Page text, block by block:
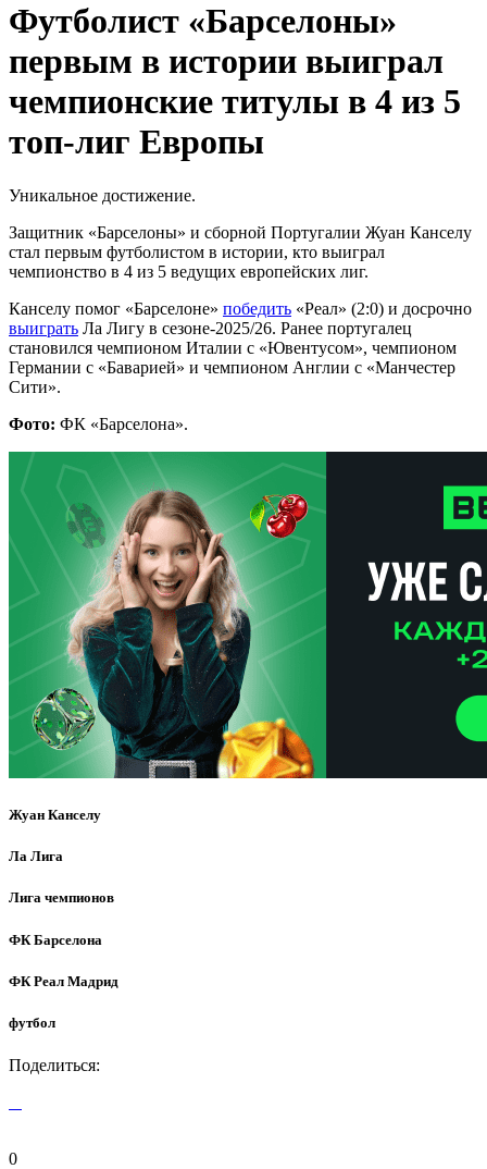
Футболист «Барселоны»
первым в истории выиграл
чемпионские титулы в 4 из 5
топ-лиг Европы
Уникальное достижение.
Защитник «Барселоны» и сборной Португалии Жуан Канселу
стал первым футболистом в истории, кто выиграл
чемпионство в 4 из 5 ведущих европейских лиг.
Канселу помог «Барселоне» победить «Реал» (2:0) и досрочно
выиграть Ла Лигу в сезоне-2025/26. Ранее португалец
становился чемпионом Италии с «Ювентусом», чемпионом
Германии с «Баварией» и чемпионом Англии с «Манчестер
Сити».
Фото: ФК «Барселона».
Жуан Канселу
Ла Лига
Лига чемпионов
ФК Барселона
ФК Реал Мадрид
футбол
Поделиться:
0